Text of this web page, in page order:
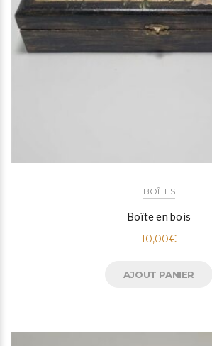
BOÎTES
Boîte en bois
10,00€
AJOUT PANIER